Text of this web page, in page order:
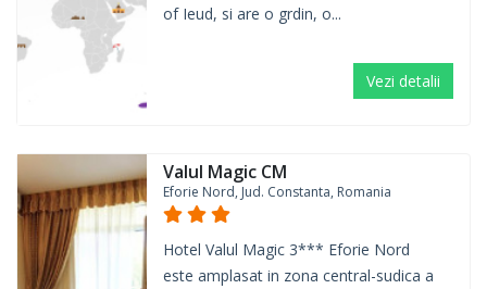
of Ieud, si are o grdin, o...
Vezi detalii
Valul Magic CM
Eforie Nord, Jud. Constanta, Romania
Hotel Valul Magic 3*** Eforie Nord
este amplasat in zona central-sudica a